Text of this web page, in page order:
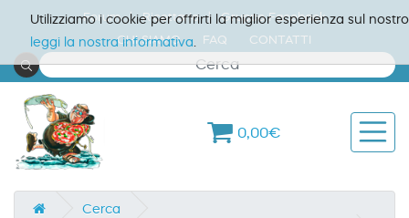
Forum Ricettario
Gruppo Facebook
CHI SIAMO
FAQ CONTATTI
0,00€
Cerca
Utilizziamo i cookie per offrirti la miglior esperienza sul
leggi la nostra informativa.